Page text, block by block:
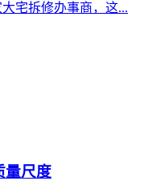
宅拆修办事商，这...
量尺度